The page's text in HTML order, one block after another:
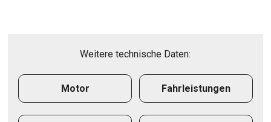
Weitere technische Daten:
Motor Fahrleistungen